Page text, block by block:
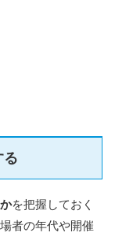
い入金サイクルを実
をサポートします。
解説します。Airペイ
のか、ぜひ参考にし
ッシュレス決
円（税込）で
利用すれば無料
る
を把握しておく
者の年代や開催